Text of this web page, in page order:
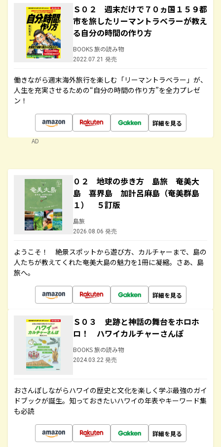
Ｓ０２ 週末だけで７０ヵ国１５９都
市を旅したリーマントラベラーが教え
る自分の時間の作り方
BOOKS 旅の読み物
2022.07.21 発売
働きながら週末海外旅行を楽しむ「リーマントラベラー」が、
人生を充実させるための“自分の時間の作り方”を全力プレゼ
ン！
詳細を見る
AD
０２ 地球の歩き方 島旅 奄美大
島 喜界島 加計呂麻島（奄美群島
１） ５訂版
島旅
2026.08.06 発売
ようこそ！ 絶景スポットから遊び方、カルチャーまで、島の
人たちが教えてくれた奄美大島の魅力を1冊に凝縮。さあ、島
旅へ。
詳細を見る
Ｓ０３ 史跡と神話の舞台をホロホ
ロ！ ハワイカルチャーさんぽ
BOOKS 旅の読み物
2024.03.22 発売
おさんぽしながらハワイの歴史と文化を楽しく学ぶ最強のガイ
ドブックが誕生。知っておきたいハワイの年表やキーワード集
も必読
詳細を見る